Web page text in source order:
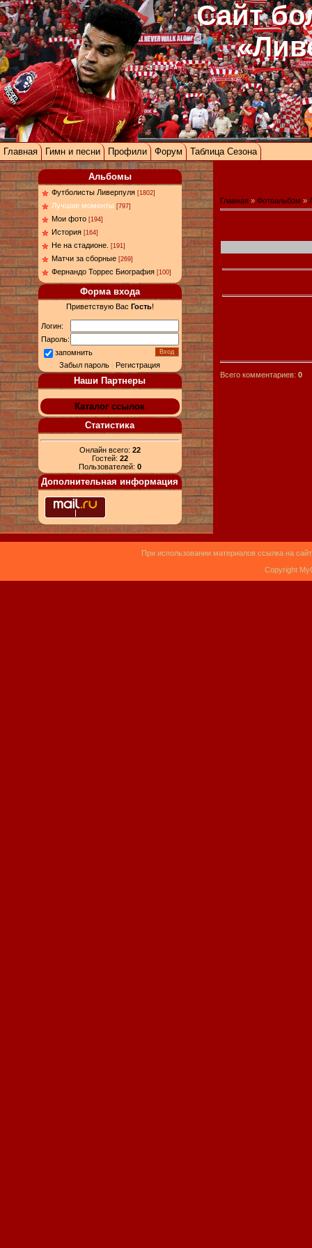
Сайт
Главная Гимн и песни Профили Форум Таблица Сезона
Альбомы
Футболисты Ливерпуля [1802]
Лучшие моменты [797]
Мои фото [194]
История [164]
Не на стадионе. [191]
Матчи за сборные [269]
Фернандо Торрес Биография [100]
Форма входа
Приветствую Вас Гость!
Логин:
Пароль:
запомнить
Забыл пароль |Регистрация
Наши Партнеры
Каталог ссылок
Статистика
Онлайн всего: 22
Гостей: 22
Пользователей: 0
Дополнительная информация
Главная » Фотоальбом »
Всего комментариев: 0
При использовании материалов ссылка на
Copyright